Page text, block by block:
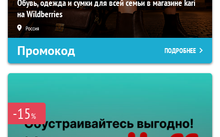
Обувь, одежда и сумки для всей семьи в магазине kari
на Wildberries
Россия
Промокод ПОДРОБНЕЕ
-15%